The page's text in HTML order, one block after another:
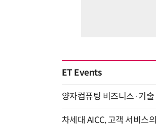
ET Events
양자컴퓨팅 비즈니스·기
차세대 AICC, 고객 서비스